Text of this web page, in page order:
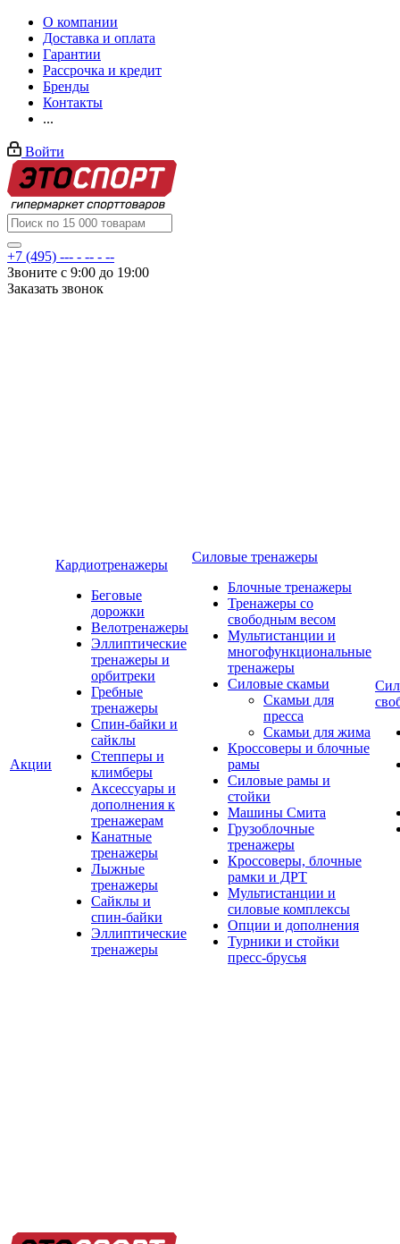
О компании
Доставка и оплата
Гарантии
Рассрочка и кредит
Бренды
Контакты
...
Войти
+7 (495) --- - -- - --
Звоните с 9:00 до 19:00
Заказать звонок
Акции
Кардиотренажеры
Беговые
дорожки
Велотренажеры
Эллиптические
тренажеры и
орбитреки
Гребные
тренажеры
Спин-байки и
сайклы
Степперы и
климберы
Аксессуары и
дополнения к
тренажерам
Канатные
тренажеры
Лыжные
тренажеры
Сайклы и
спин-байки
Эллиптические
тренажеры
Силовые тренажеры
Блочные тренажеры
Тренажеры со
свободным весом
Мультистанции и
многофункциональные
тренажеры
Силовые скамьи
Скамьи для
пресса
Скамьи для жима
Кроссоверы и блочные
рамы
Силовые рамы и
стойки
Машины Смита
Грузоблочные
тренажеры
Кроссоверы, блочные
рамки и ДРТ
Мультистанции и
силовые комплексы
Опции и дополнения
Турники и стойки
пресс-брусья